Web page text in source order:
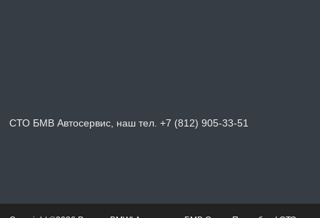
СТО БМВ Автосервис, наш тел. +7 (812) 905-33-51